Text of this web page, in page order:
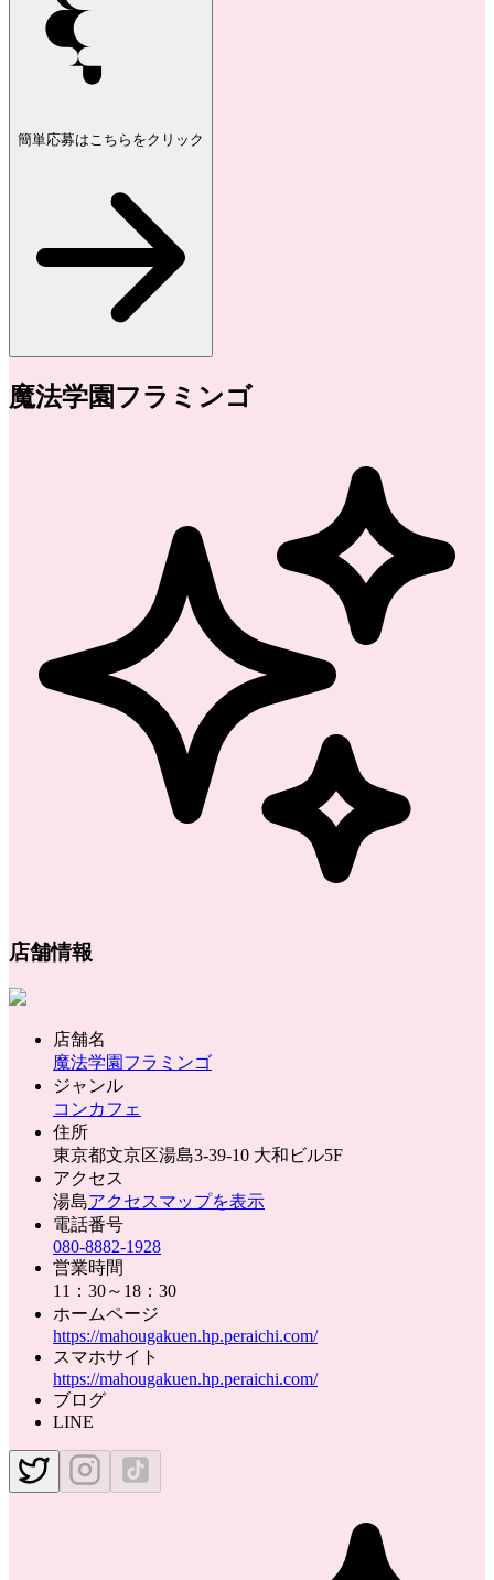
簡単応募はこちらをクリック
魔法学園フラミンゴ
店舗情報
店舗名
魔法学園フラミンゴ
ジャンル
コンカフェ
住所
東京都文京区湯島3-39-10 大和ビル5F
アクセス
湯島アクセスマップを表示
電話番号
080-8882-1928
営業時間
11：30～18：30
ホームページ
https://mahougakuen.hp.peraichi.com/
スマホサイト
https://mahougakuen.hp.peraichi.com/
ブログ
LINE